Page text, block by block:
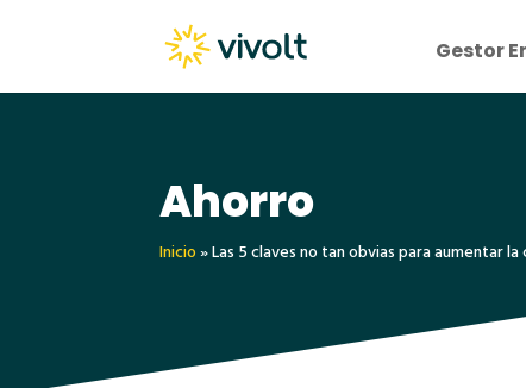
Gestor
Ahorro
Inicio»Las 5 claves no tan obvias para aumentar